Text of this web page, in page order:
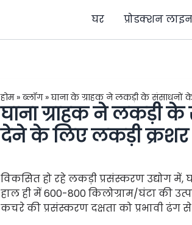
घर प्रोडक्शन
होम»ब्लॉग»घाना के ग्राहक ने लकड़ी के संसाधनों
घाना ग्राहक ने लकड़ी
देने के लिए लकड़ी
विकसित हो रहे लकड़ी प्रसंस्करण उद्योग
हाल ही में 600-800 किलोग्राम/घंटा की
कचरे की प्रसंस्करण दक्षता को प्रभावी ढंग